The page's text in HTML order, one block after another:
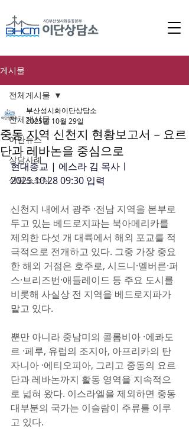
게시물
전체게시물
이단뉴스
상담사례
상담소소식
전체게시물
중동 지역 신천지 현황보고서 – 요르
단과 레바논을 중심으로
부산성시화이단상담소
2025년 10월 29일
현대종교 | 에스라 김 목사ㅣ
2025.10.28 09:30 입력
신천지 내에서 광주 ·전남 지역을 본부로
두고 있는 베드로지파는 북아메리카를
제외한 다섯 개 대륙에서 해외 포교를 적
극적으로 전개하고 있다. 그중 가장 중요
한 해외 거점은 호주로, 시드니·멜버른·퍼
스·브리즈번·애들레이드 등 주요 도시를
비롯해 사실상 전 지역을 베드로지파가
맡고 있다.
뿐만 아니라 중남미의 콜롬비아 ·에콰도
르 ·페루, 유럽의 조지아, 아프리카의 탄
자니아 ·에티오피아, 그리고 중동의 요르
단과 레바논까지 활동 영역을 지속적으
로 넓혀 왔다. 이스라엘을 제외하면 중동
대부분의 국가는 이슬람이 주류를 이루
고 있다.